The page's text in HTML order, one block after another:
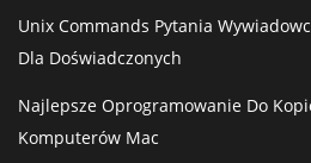
Unix Commands Pytania
Dla Doświadczonych
Najlepsze Oprogramowanie Do
Komputerów Mac